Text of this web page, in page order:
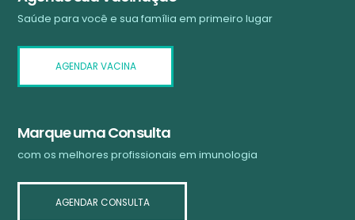
Saúde para você e sua família em primeiro lugar
AGENDAR VACINA
Marque uma Consulta
com os melhores profissionais em imunologia
AGENDAR CONSULTA